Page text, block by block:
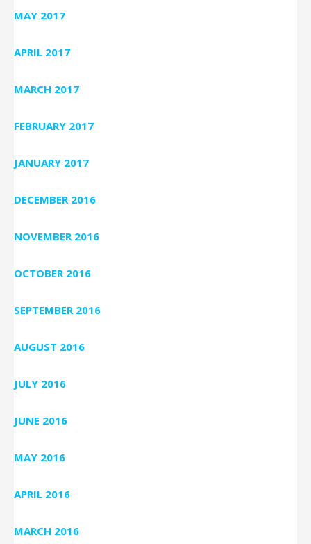
MAY 2017
APRIL 2017
MARCH 2017
FEBRUARY 2017
JANUARY 2017
DECEMBER 2016
NOVEMBER 2016
OCTOBER 2016
SEPTEMBER 2016
AUGUST 2016
JULY 2016
JUNE 2016
MAY 2016
APRIL 2016
MARCH 2016